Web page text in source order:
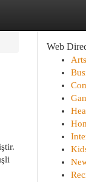
Web
Arts